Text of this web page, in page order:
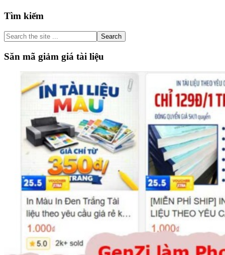
Primary
Sidebar
Tìm kiếm
Search
the
site
...
Săn mã giảm giá tài liệu